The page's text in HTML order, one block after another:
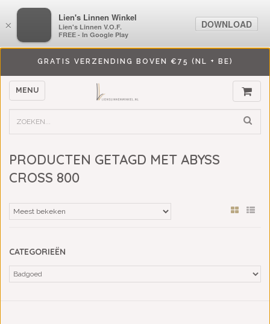
GRATIS VERZENDING BOVEN €75 (NL + BE)
MENU
PRODUCTEN GETAGD MET ABYSS
CROSS 800
CATEGORIEËN
×
LiensLinnenwinkel.nl
Lien's Linnen V.O.F.
FREE - In Google Play
DOWNLOAD
×
Lien's Linnen Winkel
Lien's Linnen V.O.F.
FREE - In Google Play
DOWNLOAD